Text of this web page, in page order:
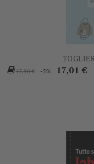
Prezzo
17,90 € -5% Prezzo
17,01 €